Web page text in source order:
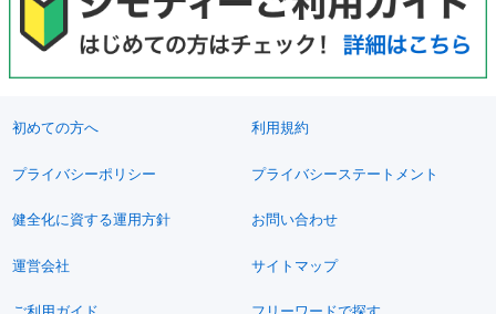
初めての方へ 利用規約
プライバシーポリシー プライバシーステートメント
健全化に資する運用方針 お問い合わせ
運営会社 サイトマップ